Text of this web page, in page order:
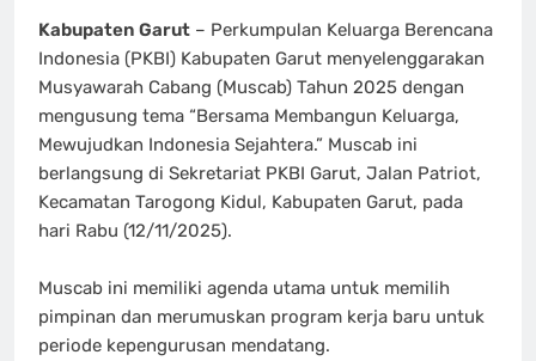
Kabupaten Garut – Perkumpulan Keluarga Berencana
Indonesia (PKBI) Kabupaten Garut menyelenggarakan
Musyawarah Cabang (Muscab) Tahun 2025 dengan
mengusung tema “Bersama Membangun Keluarga,
Mewujudkan Indonesia Sejahtera.” Muscab ini
berlangsung di Sekretariat PKBI Garut, Jalan Patriot,
Kecamatan Tarogong Kidul, Kabupaten Garut, pada
hari Rabu (12/11/2025).
‎​Muscab ini memiliki agenda utama untuk memilih
pimpinan dan merumuskan program kerja baru untuk
periode kepengurusan mendatang.